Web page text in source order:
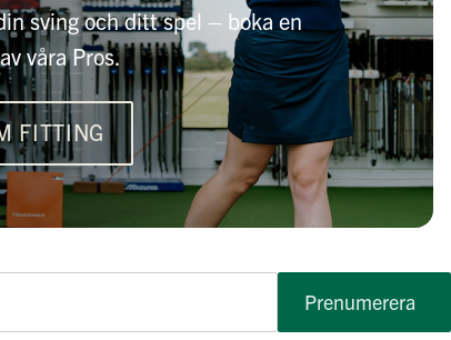
sving och ditt spel – boka en
våra Pros.
FITTING
Prenumerera